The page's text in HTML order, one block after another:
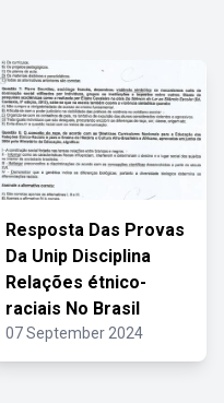
Resposta Das Provas
Da Unip Disciplina
Relações étnico-
raciais No Brasil
07 September 2024